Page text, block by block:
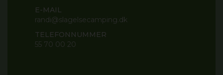
E-MAIL
randi@slagelsecamping.dk
TELEFONNUMMER
55 70 00 20